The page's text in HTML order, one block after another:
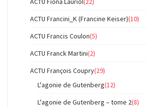
ACTU Francini_K (Francine Keiser)(10)
ACTU Francis Coulon(5)
ACTU Franck Martini(2)
ACTU François Coupry(29)
L'agonie de Gutenberg(12)
L'agonie de Gutenberg – tome 2(8)